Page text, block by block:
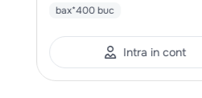
bax*400 buc
Intra in cont